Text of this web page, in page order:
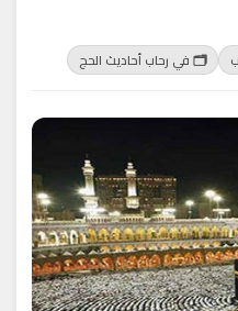
🗂 في رحاب أحاديث الحج